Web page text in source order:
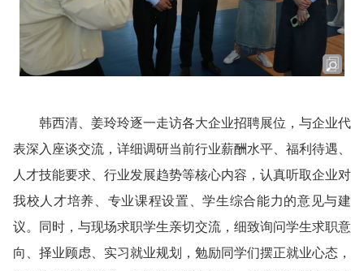
韩西清、姜玲玲逐一走访各大企业招聘展位，与企业代
表深入座谈交流，详细调研当前行业薪酬水平、福利待遇、
人才技能要求、行业发展趋势等核心内容，认真听取企业对
我校人才培养、专业课程设置、学生综合能力的意见与建
议。同时，与现场求职学生亲切交流，细致询问学生求职意
向、择业顾虑、实习就业规划，勉励同学们摆正就业心态，